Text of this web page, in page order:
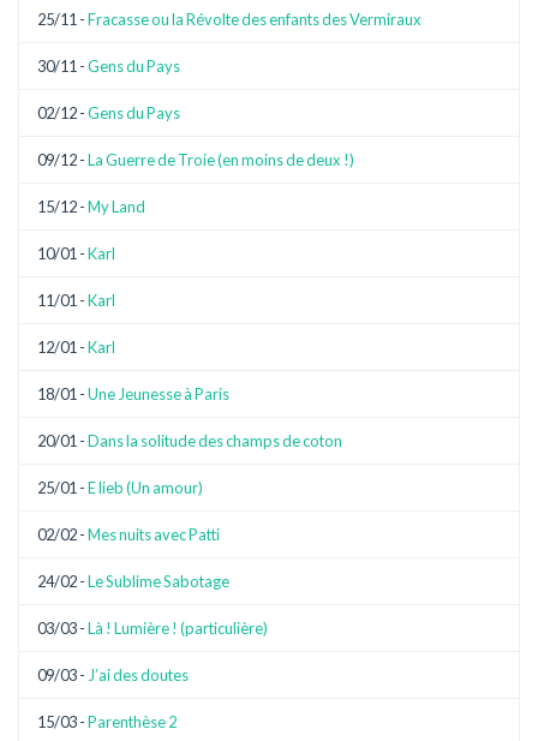
25/11 -Fracasse ou la Révolte des enfants des Vermiraux
30/11 -Gens du Pays
02/12 -Gens du Pays
09/12 -La Guerre de Troie (en moins de deux !)
15/12 -My Land
10/01 -Karl
11/01 -Karl
12/01 -Karl
18/01 -Une Jeunesse à Paris
20/01 -Dans la solitude des champs de coton
25/01 -E lieb (Un amour)
02/02 -Mes nuits avec Patti
24/02 -Le Sublime Sabotage
03/03 -Là ! Lumière ! (particulière)
09/03 - J’ai des doutes
15/03 -Parenthèse 2